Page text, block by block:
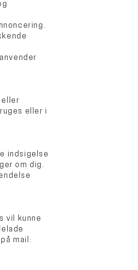
eller i
indsigelse
om dig.
vil kunne
mail: